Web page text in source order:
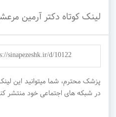
لینک کوتاه دکتر آرمین
sinapezeshk.ir/d/10122
پزشک محترم، شما میتوانید این
در شبکه های اجتماعی خود منتشر